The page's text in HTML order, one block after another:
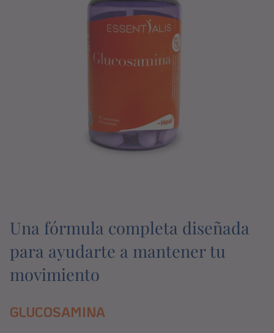
Una fórmula completa diseñada
para ayudarte a mantener tu
movimiento
GLUCOSAMINA